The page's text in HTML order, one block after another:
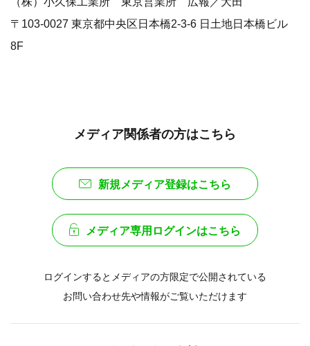
〒103-0027 東京都中央区日本橋2-3-6 日土地日本橋ビル
8F
メディア関係者の方はこちら
新規メディア登録はこちら
メディア専用ログインはこちら
ログインするとメディアの方限定で公開されている
お問い合わせ先や情報がご覧いただけます